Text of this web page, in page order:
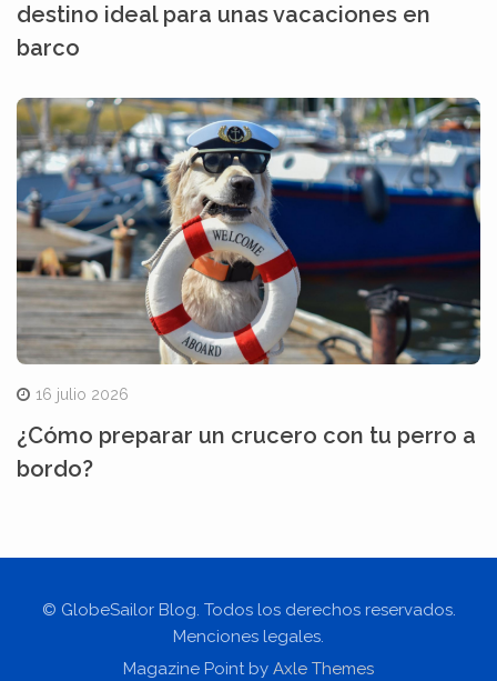
destino ideal para unas vacaciones en
barco
16 julio 2026
¿Cómo preparar un crucero con tu perro a
bordo?
© GlobeSailor Blog. Todos los derechos reservados.
Menciones legales.
Magazine Point by Axle Themes